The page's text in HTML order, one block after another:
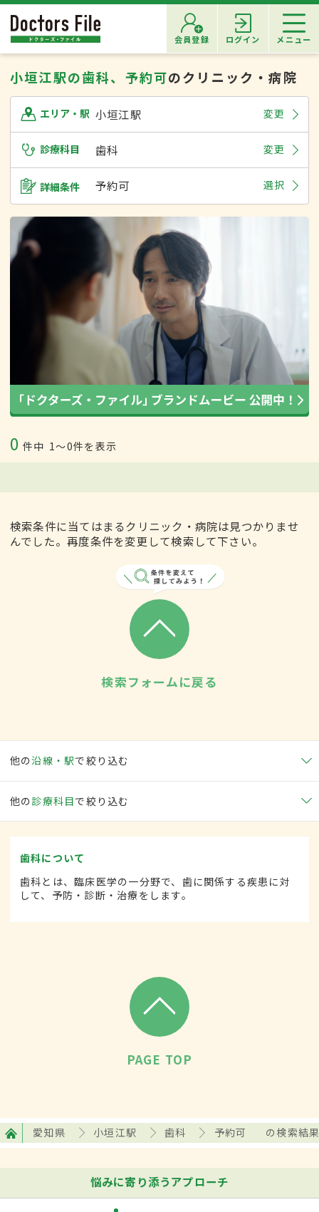
会員登録 ログイン メニュー
小垣江駅の歯科、予約可のクリニック・病院
エリア・駅 小垣江駅 変更
診療科目 歯科 変更
詳細条件 予約可 選択
0 件中 1〜0件を表示
検索条件に当てはまるクリニック・病院は見つかりませ
んでした。再度条件を変更して検索して下さい。
検索フォームに戻る
他の沿線・駅で絞り込む
他の 診療科目で絞り込む
歯科について
歯科とは、臨床医学の一分野で、歯に関係する疾患に対
して、予防・診断・治療をします。
PAGE TOP
愛知県 小垣江駅 歯科 予約可 の検索結
悩みに寄り添うアプローチ